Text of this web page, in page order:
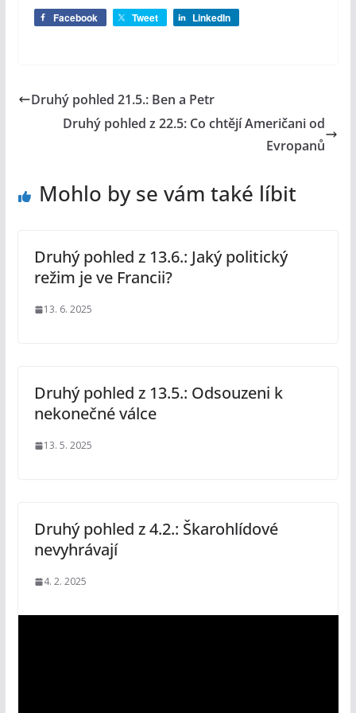
Facebook Tweet LinkedIn
Druhý pohled 21.5.: Ben a Petr
Druhý pohled z 22.5: Co chtějí Američani od
Evropanů
Mohlo by se vám také líbit
Druhý pohled z 13.6.: Jaký politický
režim je ve Francii?
13. 6. 2025
Druhý pohled z 13.5.: Odsouzeni k
nekonečné válce
13. 5. 2025
Druhý pohled z 4.2.: Škarohlídové
nevyhrávají
4. 2. 2025